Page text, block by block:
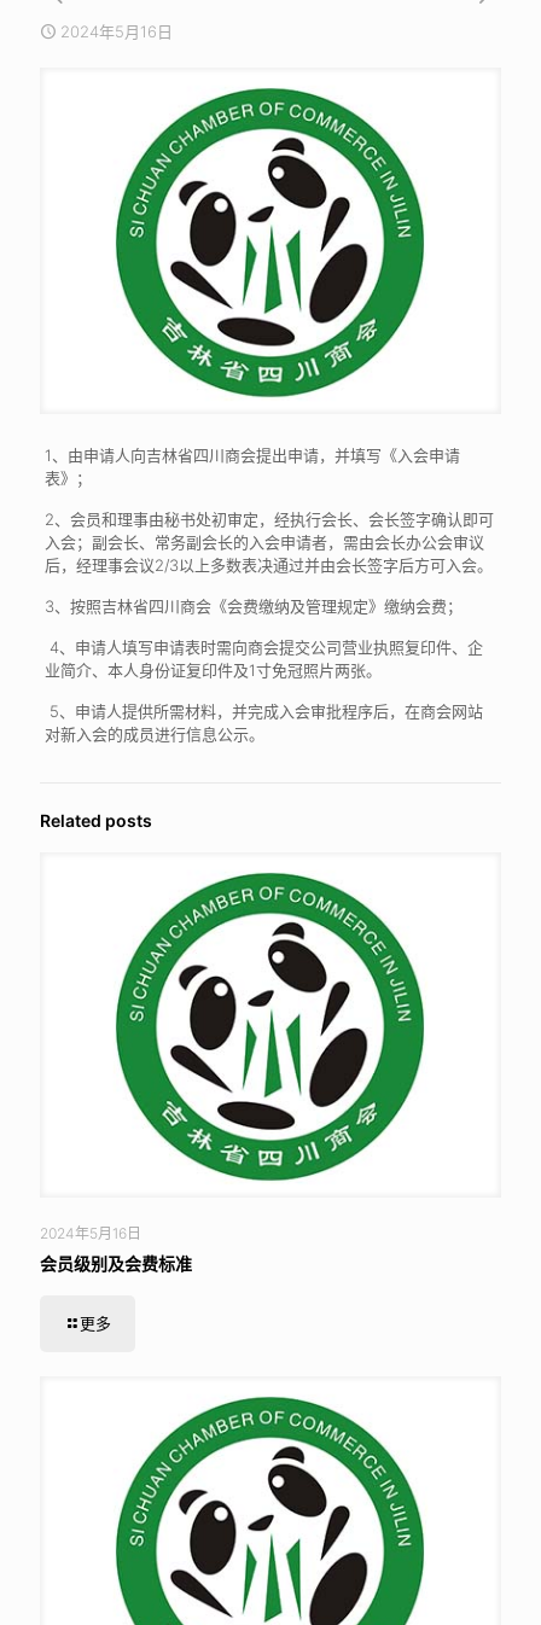
2024年5月16日
1、由申请人向吉林省四川商会提出申请，并填写《入会申请
表》；
2、会员和理事由秘书处初审定，经执行会长、会长签字确认即可
入会；副会长、常务副会长的入会申请者，需由会长办公会审议
后，经理事会议2/3以上多数表决通过并由会长签字后方可入会。
3、按照吉林省四川商会《会费缴纳及管理规定》缴纳会费；
4、申请人填写申请表时需向商会提交公司营业执照复印件、企
业简介、本人身份证复印件及1寸免冠照片两张。
5、申请人提供所需材料，并完成入会审批程序后，在商会网站
对新入会的成员进行信息公示。
Related posts
2024年5月16日
会员级别及会费标准
更多